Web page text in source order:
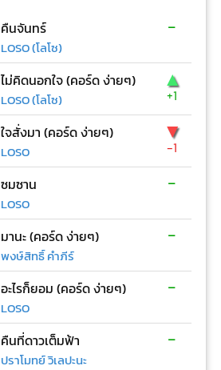
คืนจันทร์
LOSO (โลโซ)
-
ไม่คิดนอกใจ (คอร์ด ง่ายๆ)
LOSO (โลโซ)
▲
+1
ใจสั่งมา (คอร์ด ง่ายๆ)
LOSO
▼
-1
ซมซาน
LOSO
-
มานะ (คอร์ด ง่ายๆ)
พงษ์สิทธิ์ คำภีร์
-
อะไรก็ยอม (คอร์ด ง่ายๆ)
LOSO
-
คืนที่ดาวเต็มฟ้า
ปราโมทย์ วิเลปะนะ
-